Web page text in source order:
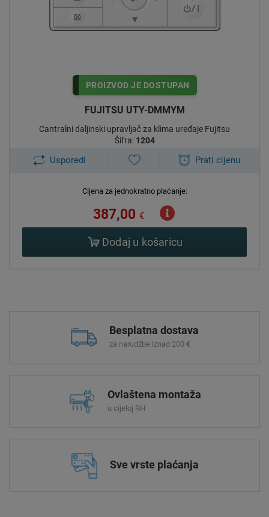
PROIZVOD JE DOSTUPAN
FUJITSU UTY-DMMYM
Cantralni daljinski upravljač za klima uređaje Fujitsu
Šifra: 1204
Usporedi Prati cijenu
Cijena za jednokratno plaćanje:
387,00 €
Dodaj u košaricu
Besplatna dostava
za narudžbe iznad 200 €
Ovlaštena montaža
u cijeloj RH
Sve vrste plaćanja